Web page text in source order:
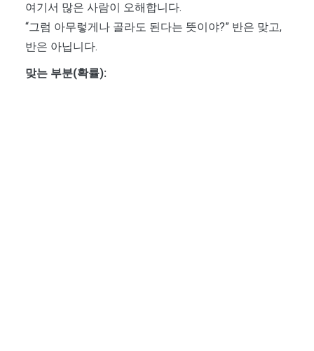
여기서 많은 사람이 오해합니다.
“그럼 아무렇게나 골라도 된다는 뜻이야?” 반은 맞고,
반은 아닙니다.
맞는 부분(확률):